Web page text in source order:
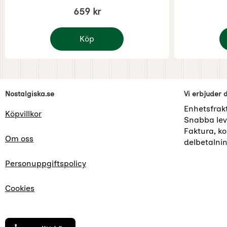
659 kr
Köp
Grill för eldfat eller eldstad
Sidfot Blandad info och länkar
Nostalgiska.se
Köpvillkor
Om oss
Personuppgiftspolicy
Cookies
Vi erbjuder
Snabba
Faktura,